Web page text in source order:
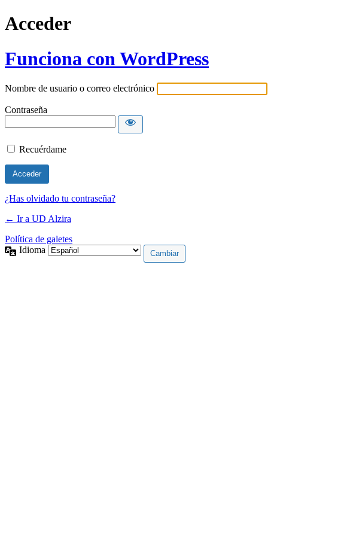
Acceder
Funciona con WordPress
Nombre de usuario o correo electrónico
Contraseña
Recuérdame
¿Has olvidado tu contraseña?
← Ir a UD Alzira
Política de galetes
Idioma